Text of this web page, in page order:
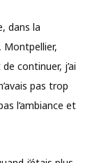
dans la
Montpellier,
continuer, j’ai
pas trop
l’ambiance et